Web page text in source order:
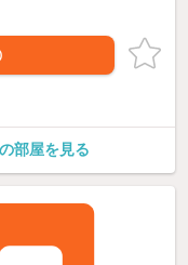
部屋を見る